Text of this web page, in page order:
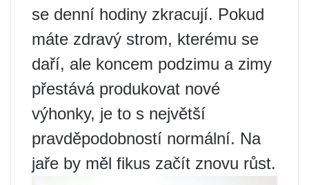
se denní hodiny zkracují. Pokud
máte zdravý strom, kterému se
daří, ale koncem podzimu a zimy
přestává produkovat nové
výhonky, je to s největší
pravděpodobností normální. Na
jaře by měl fikus začít znovu růst.